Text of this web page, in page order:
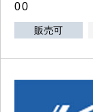
00
販売可